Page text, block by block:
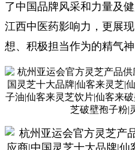
了中国品牌风采和力量及
江西中医药影响力，更展
想、积极担当作为的精气神